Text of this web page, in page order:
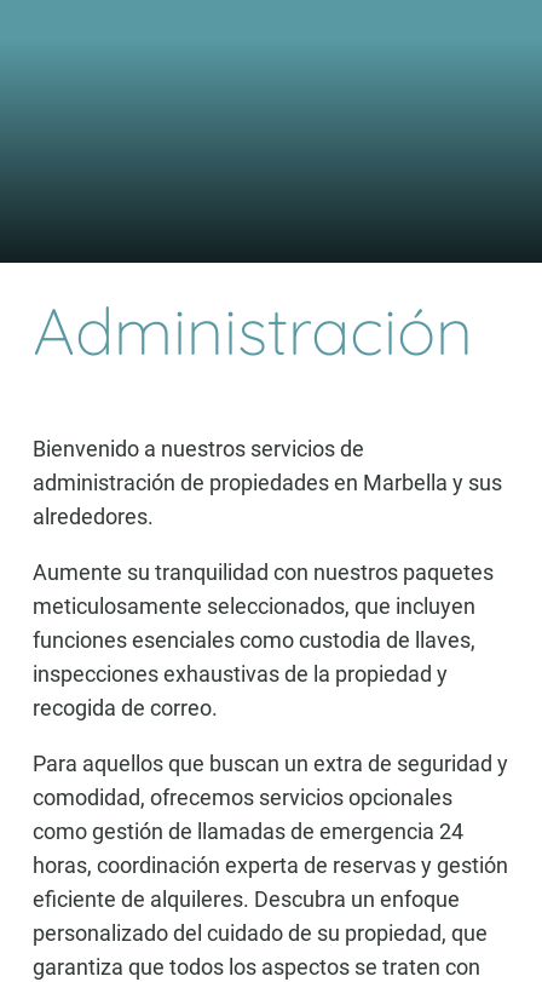
Administración
Bienvenido a nuestros servicios de
administración de propiedades en Marbella y sus
alrededores.
Aumente su tranquilidad con nuestros paquetes
meticulosamente seleccionados, que incluyen
funciones esenciales como custodia de llaves,
inspecciones exhaustivas de la propiedad y
recogida de correo.
Para aquellos que buscan un extra de seguridad y
comodidad, ofrecemos servicios opcionales
como gestión de llamadas de emergencia 24
horas, coordinación experta de reservas y gestión
eficiente de alquileres. Descubra un enfoque
personalizado del cuidado de su propiedad, que
garantiza que todos los aspectos se traten con